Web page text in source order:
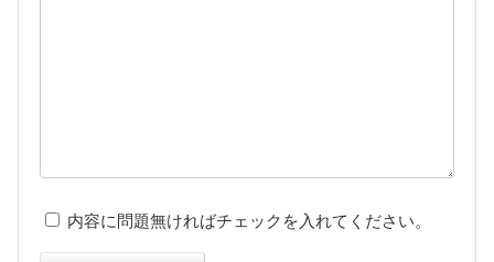
内容に問題無ければチェックを入れてください。